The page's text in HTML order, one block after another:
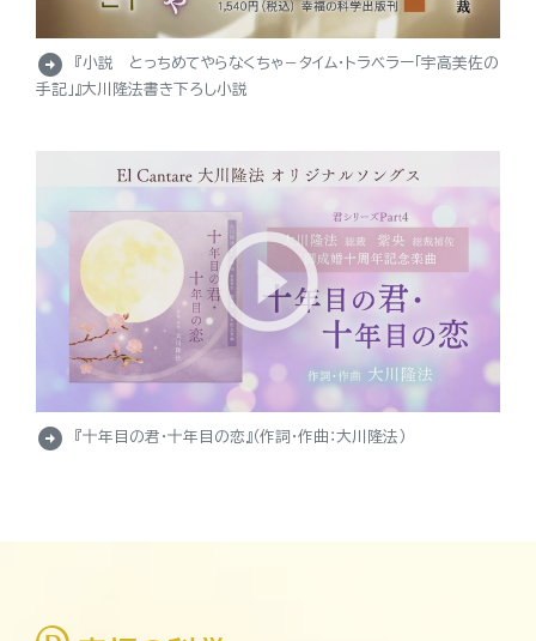
arrow_circle_right
『小説 とっちめてやらなくちゃ－タイム・トラベラー「宇高美佐の
手記」』大川隆法書き下ろし小説
arrow_circle_right 『十年目の君・十年目の恋』（作詞・作曲：大川隆法）